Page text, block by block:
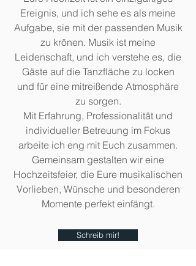
Ereignis, und ich sehe es als meine
Aufgabe, sie mit der passenden Musik
zu krönen. Musik ist meine
Leidenschaft, und ich verstehe es, die
Gäste auf die Tanzfläche zu locken
und für eine mitreißende Atmosphäre
zu sorgen.
Mit Erfahrung, Professionalität und
individueller Betreuung im Fokus
arbeite ich eng mit Euch zusammen.
Gemeinsam gestalten wir eine
Hochzeitsfeier, die Eure musikalischen
Vorlieben, Wünsche und besonderen
Momente perfekt einfängt.
Schreib mir!